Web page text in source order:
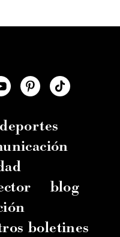
deportes
blog
boletines